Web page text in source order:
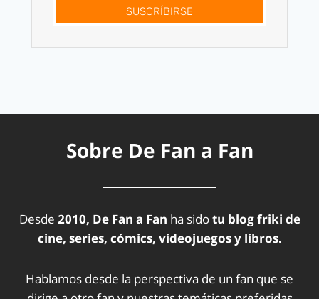
SUSCRÍBIRSE
Sobre De Fan a Fan
Desde 2010, De Fan a Fan ha sidotu blog friki de
cine, series, cómics, videojuegos y libros.
Hablamos desde la perspectiva de un fan que se